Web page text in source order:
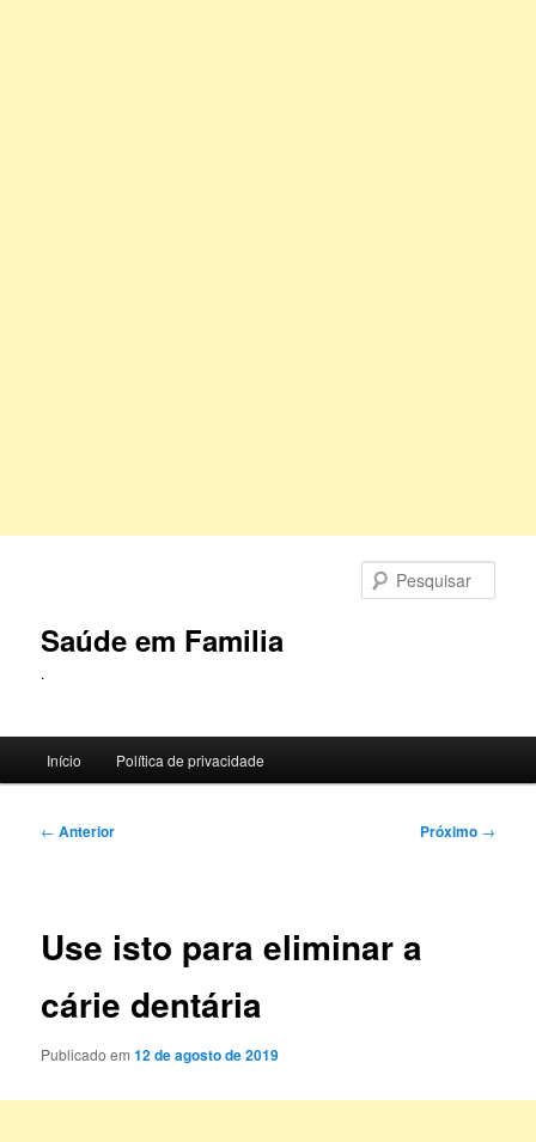
principalSaúde em Familia
.
principal
Início Política de privacidade
Navegação
← Anterior Próximo →
Use isto para eliminar a
cárie dentária
Publicado em12 de agosto de 2019